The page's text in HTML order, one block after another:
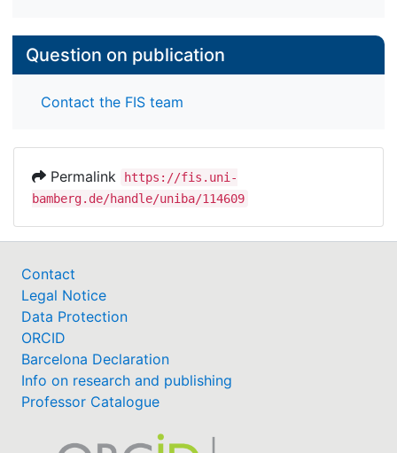
Question on publication
Contact the FIS team
Permalink
https://fis.uni-
bamberg.de/handle/uniba/114609
Contact
Legal Notice
Data Protection
ORCID
Barcelona Declaration
Info on research and publishing
Professor Catalogue